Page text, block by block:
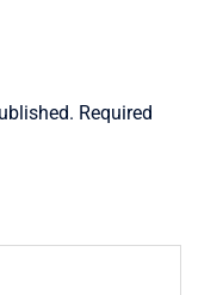
Required